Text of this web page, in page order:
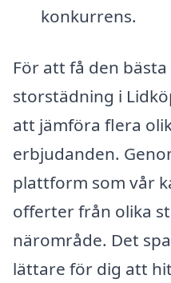
konkurrens.
För att få den
storstädning i
att jämföra flera
erbjudanden.
plattform som vår
offerter från olika
närområde. Det
lättare för dig att